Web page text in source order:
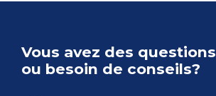
Vous avez des ques­tions
ou besoin de conseils?